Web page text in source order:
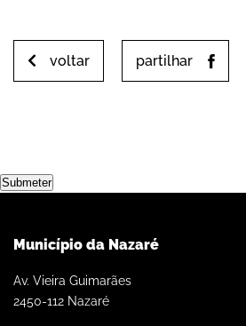
voltar partilhar
Submeter
Município da Nazaré
Av. Vieira Guimarães
2450-112 Nazaré